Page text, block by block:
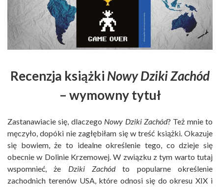
Recenzja książki Nowy Dziki Zachód
– wymowny tytuł
Zastanawiacie się, dlaczego Nowy Dziki Zachód? Też mnie to
męczyło, dopóki nie zagłębiłam się w treść książki. Okazuje
się bowiem, że to idealne określenie tego, co dzieje się
obecnie w Dolinie Krzemowej. W związku z tym warto tutaj
wspomnieć, że Dziki Zachódto popularne określenie
zachodnich terenów USA, które odnosi się do okresu XIX i